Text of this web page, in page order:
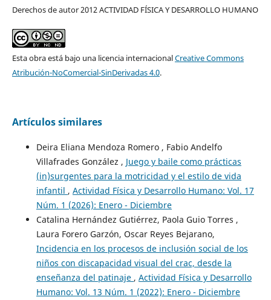
Derechos de autor 2012 ACTIVIDAD FÍSICA Y DESARROLLO HUMANO
Esta obra está bajo una licencia internacionalCreative Commons
Atribución-NoComercial-SinDerivadas 4.0.
Artículos similares
Deira Eliana Mendoza Romero , Fabio Andelfo
Villafrades González , Juego y baile como prácticas
(in)surgentes para la motricidad y el estilo de vida
infantil , Actividad Física y Desarrollo Humano: Vol. 17
Núm. 1 (2026): Enero - Diciembre
Catalina Hernández Gutiérrez, Paola Guio Torres ,
Laura Forero Garzón, Oscar Reyes Bejarano,
Incidencia en los procesos de inclusión social de los
niños con discapacidad visual del crac, desde la
enseñanza del patinaje , Actividad Física y Desarrollo
Humano: Vol. 13 Núm. 1 (2022): Enero - Diciembre